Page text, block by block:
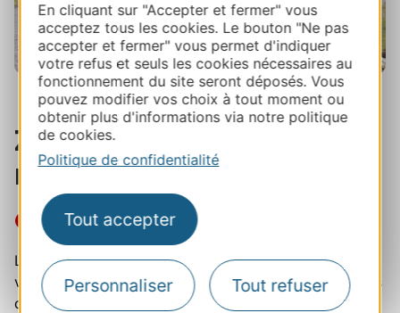
En cliquant sur "Accepter et fermer" vous
acceptez tous les cookies. Le bouton "Ne pas
accepter et fermer" vous permet d'indiquer
votre refus et seuls les cookies nécessaires au
fonctionnement du site seront déposés. Vous
pouvez modifier vos choix à tout moment ou
obtenir plus d'informations via notre politique
de cookies.
Politique de confidentialité
Tout accepter
Personnaliser Tout refuser
Zoom sur le littoral
méditerranéen
Capitale de la glisse
La côte audoise est balayée par la Tramontane, un
vent fort et régulier qui en fait l'un des meilleurs spots
de glisse d'Europe. C'est là, sur la plage des Chalets à